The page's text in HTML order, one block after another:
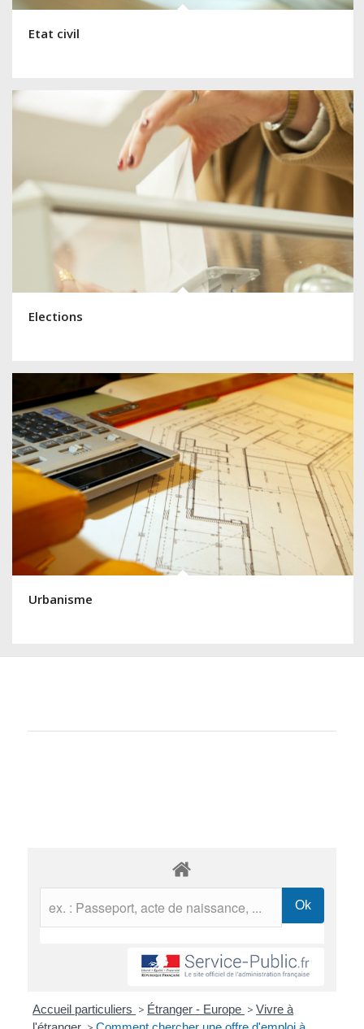
Etat civil
Elections
Urbanisme
Accueil particuliers > Étranger - Europe > Vivre à